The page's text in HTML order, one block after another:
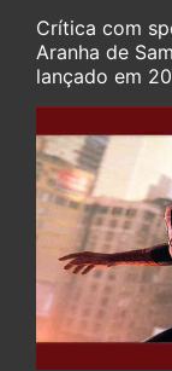
Crítica com
Aranha de
lançado em